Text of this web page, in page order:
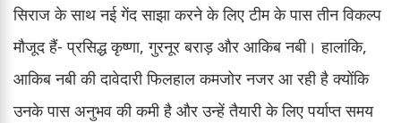
सिराज के साथ नई गेंद साझा करने के लिए टीम के पास तीन विकल्प
मौजूद हैं- प्रसिद्ध कृष्णा, गुरनूर बराड़ और आकिब नबी। हालांकि,
आकिब नबी की दावेदारी फिलहाल कमजोर नजर आ रही है क्योंकि
उनके पास अनुभव की कमी है और उन्हें तैयारी के लिए पर्याप्त समय